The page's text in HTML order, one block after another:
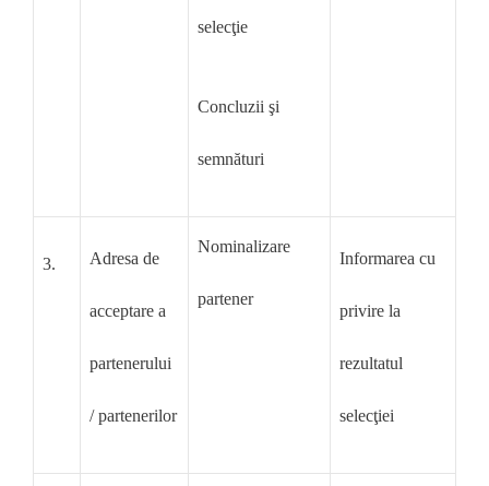
selecţie
Concluzii şi
semnături
3. Adresa de
acceptare a
partenerului
/ partenerilor
Nominalizare
partener
Informarea cu
privire la
rezultatul
selecţiei